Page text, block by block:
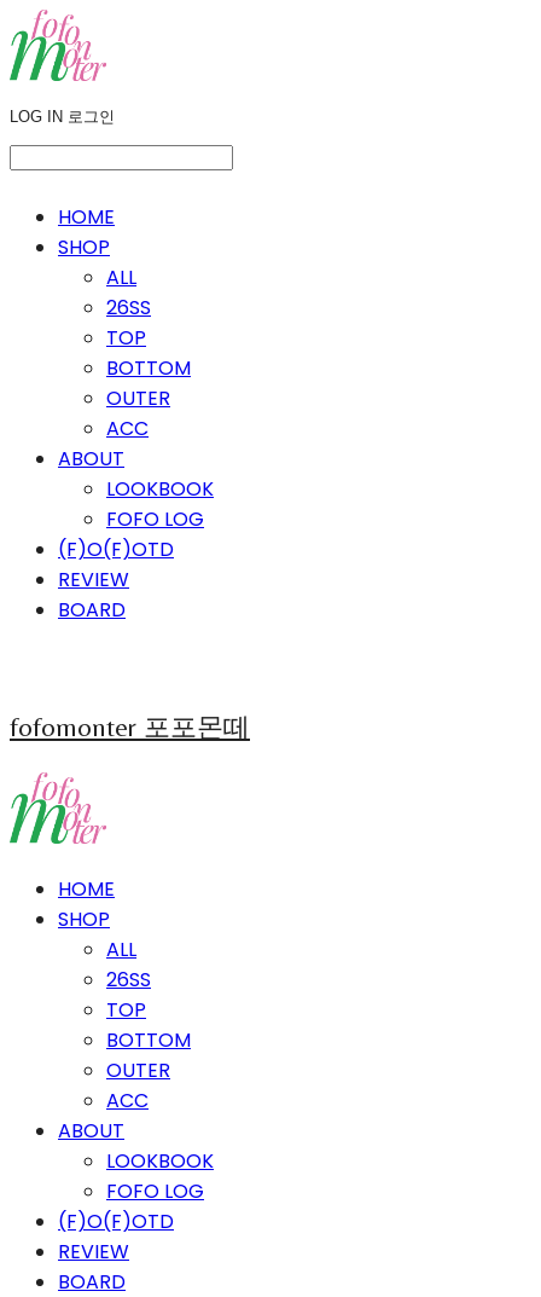
LOG IN 로그인
HOME
SHOP
ALL
26SS
TOP
BOTTOM
OUTER
ACC
ABOUT
LOOKBOOK
FOFO LOG
(F)O(F)OTD
REVIEW
BOARD
fofomonter 포포몬떼
HOME
SHOP
ALL
26SS
TOP
BOTTOM
OUTER
ACC
ABOUT
LOOKBOOK
FOFO LOG
(F)O(F)OTD
REVIEW
BOARD